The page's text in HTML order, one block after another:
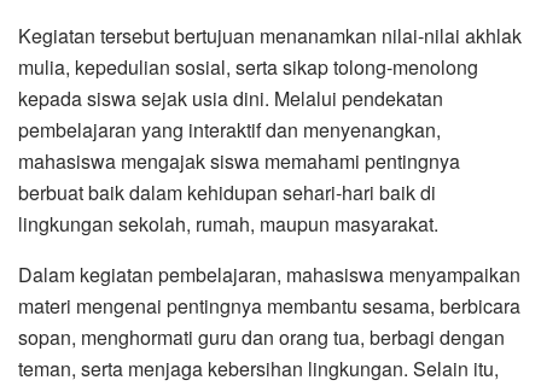
Kegiatan tersebut bertujuan menanamkan nilai-nilai akhlak
mulia, kepedulian sosial, serta sikap tolong-menolong
kepada siswa sejak usia dini. Melalui pendekatan
pembelajaran yang interaktif dan menyenangkan,
mahasiswa mengajak siswa memahami pentingnya
berbuat baik dalam kehidupan sehari-hari baik di
lingkungan sekolah, rumah, maupun masyarakat.
Dalam kegiatan pembelajaran, mahasiswa menyampaikan
materi mengenai pentingnya membantu sesama, berbicara
sopan, menghormati guru dan orang tua, berbagi dengan
teman, serta menjaga kebersihan lingkungan. Selain itu,